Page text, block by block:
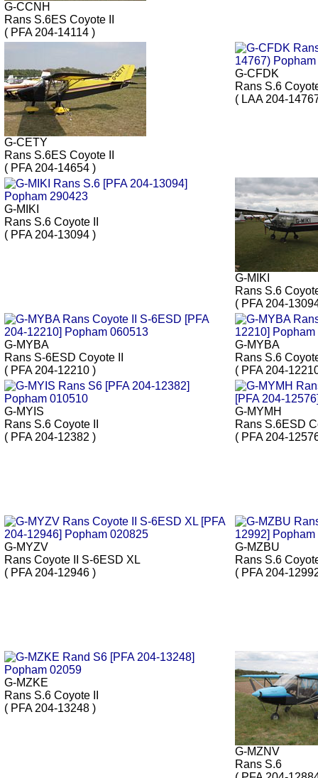
G-CCNH
Rans S.6ES Coyote II
( PFA 204-14114 )
G-CETY
Rans S.6ES Coyote II
( PFA 204-14654 )
G-CFDK
Rans S.6
( LAA 204-
G-MIKI
Rans S.6 Coyote II
( PFA 204-13094 )
G-MIKI
Rans S.6
( PFA 204-
G-MYBA
Rans S-6ESD Coyote II
( PFA 204-12210 )
G-MYBA
Rans S.6
( PFA 204-
G-MYIS
Rans S.6 Coyote II
( PFA 204-12382 )
G-MYMH
Rans S.6ESD
( PFA 204-
G-MYZV
Rans Coyote II S-6ESD XL
( PFA 204-12946 )
G-MZBU
Rans S.6
( PFA 204-
G-MZKE
Rans S.6 Coyote II
( PFA 204-13248 )
G-MZNV
Rans S.6